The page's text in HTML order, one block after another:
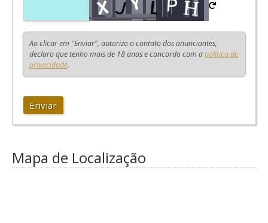
Ao clicar em "Enviar", autorizo o contato dos anunciantes,
declaro que tenho mais de 18 anos e concordo com apolítica de
privacidade.
Enviar
Mapa de Localização